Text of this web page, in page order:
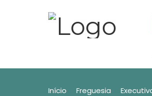
Início Freguesia